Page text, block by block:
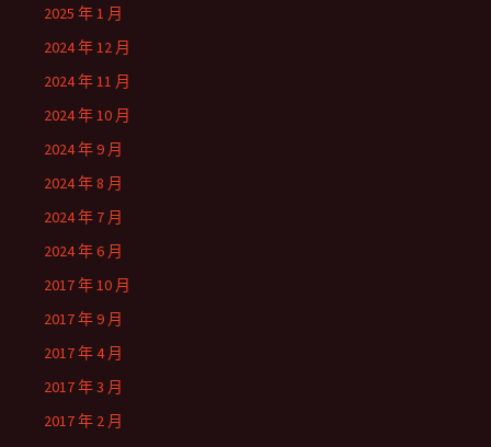
2025 年 1 月
2024 年 12 月
2024 年 11 月
2024 年 10 月
2024 年 9 月
2024 年 8 月
2024 年 7 月
2024 年 6 月
2017 年 10 月
2017 年 9 月
2017 年 4 月
2017 年 3 月
2017 年 2 月